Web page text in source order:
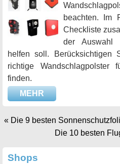
beachten. Im
Checkliste
der Auswahl
helfen soll. Berücksichtigen
richtige Wandschlagpolster
finden.
MEHR
« Die 9 besten
Die 10 besten
Shops